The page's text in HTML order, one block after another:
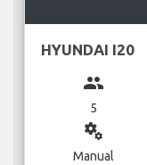
HYUNDAI I20
group
5
miscellaneous_services
Manual